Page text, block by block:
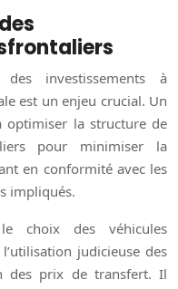
investissements à
est un enjeu crucial. Un
optimiser la structure de
pour minimiser la
en conformité avec les
impliqués.
choix des véhicules
judicieuse des
des prix de transfert. Il